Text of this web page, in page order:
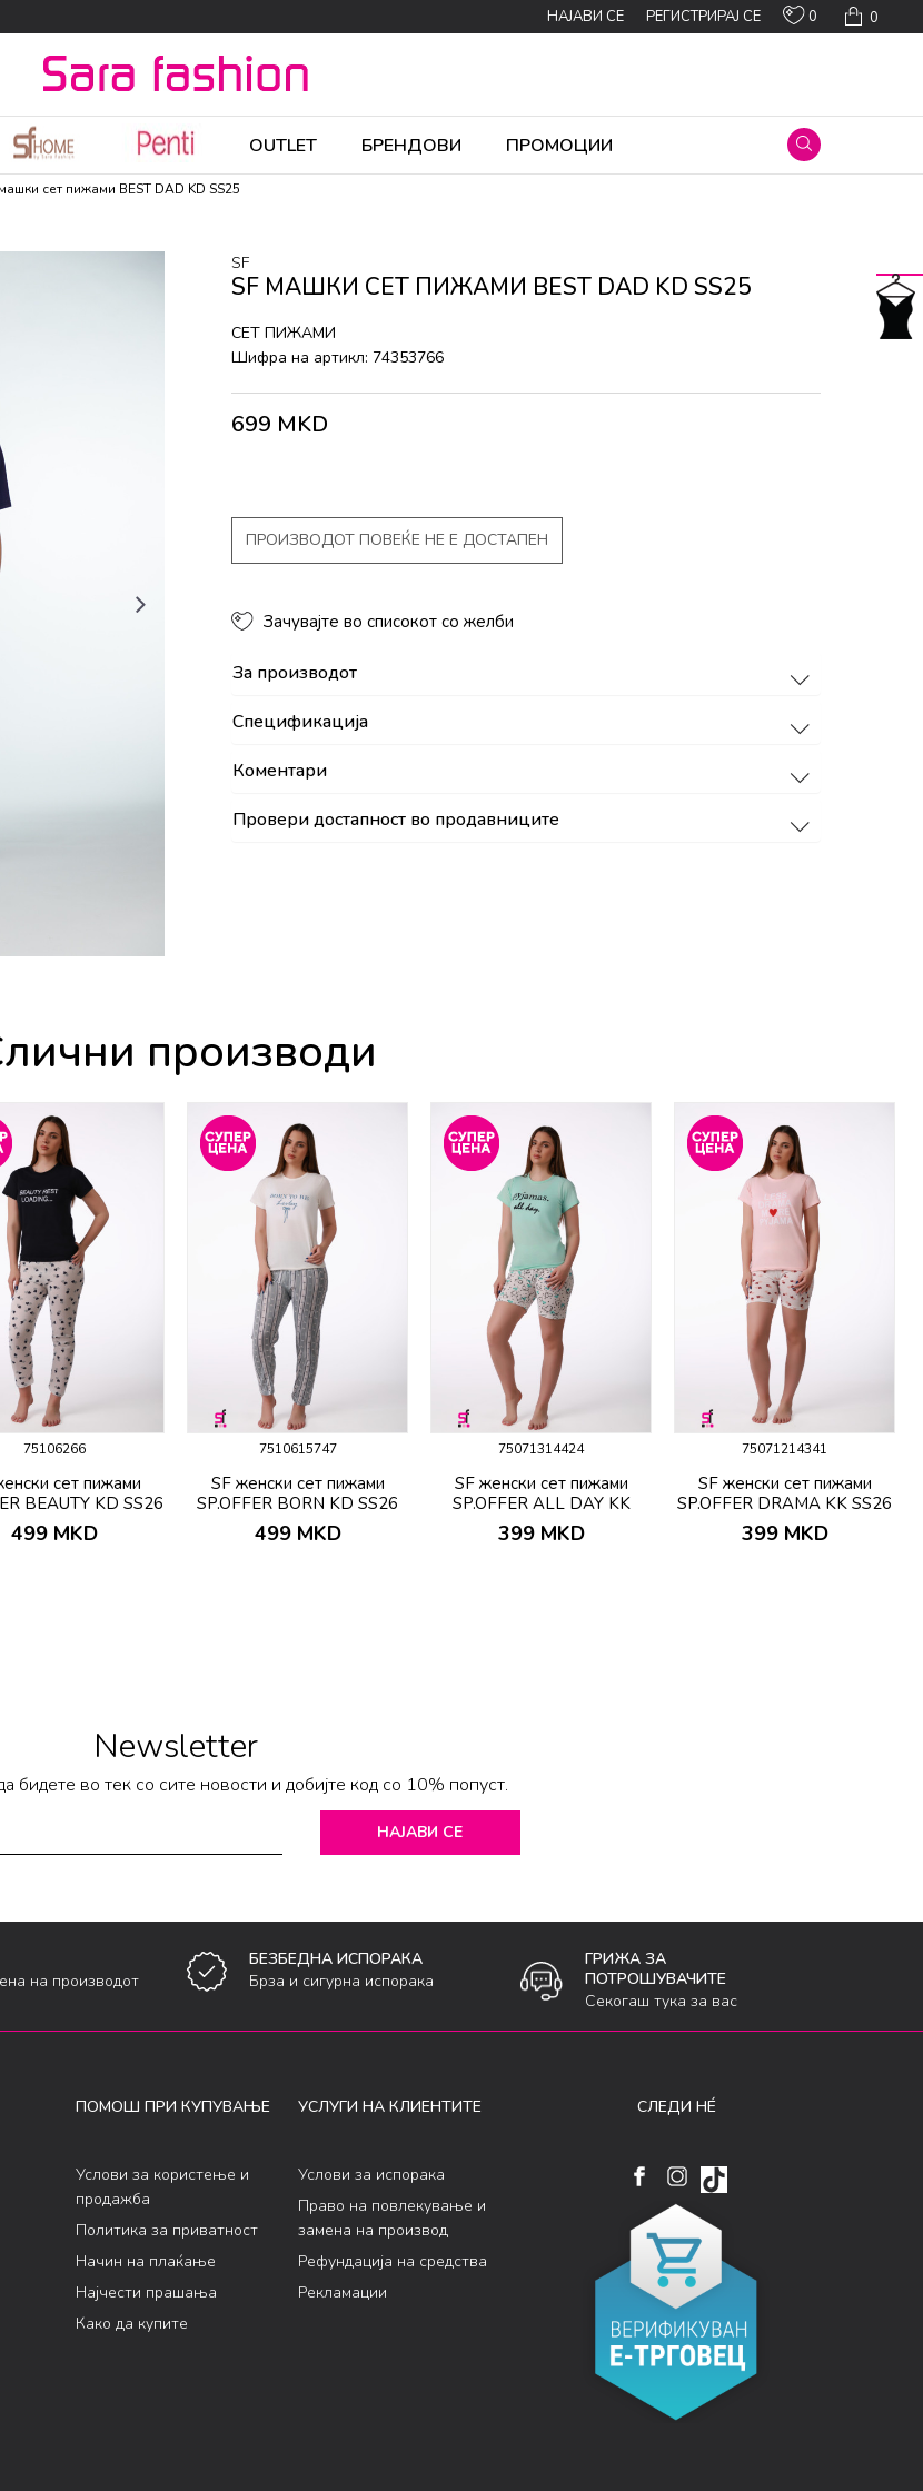
0
0
НАЈАВИ СЕ РЕГИСТРИРАЈ СЕ
OUTLET БРЕНДОВИ ПРОМОЦИИ
сет пижами BEST DAD KD SS25
SF
SF МАШКИ СЕТ ПИЖАМИ BEST DAD KD SS25
СЕТ ПИЖАМИ
Шифра на артикл: 74353766
699 MKD
ПРОИЗВОДОТ ПОВЕЌЕ НЕ Е ДОСТАПЕН
Зачувајте во списокот со желби
За производот
Спецификација
Коментари
Провери достапност во продавниците
производи
75106266
сет пижами
BEAUTY KD SS26
499 MKD
7510615747
SF женски сет пижами
SP.OFFER BORN KD SS26
499 MKD
75071314424
SF женски сет пижами
SP.OFFER ALL DAY KK
SS26
399 MKD
75071214341
SF женски сет пижами
SP.OFFER DRAMA KK SS26
399 MKD
Newsletter
бидете во тек со сите новости и добијте код со 10% попуст.
НАЈАВИ СЕ
на производот
БЕЗБЕДНА ИСПОРАКА
Брза и сигурна испорака
ГРИЖА ЗА
ПОТРОШУВАЧИТЕ
Секогаш тука за вас
ПОМОШ ПРИ КУПУВАЊЕ
Услови за користење и
продажба
Политика за приватност
Начин на плаќање
Најчести прашања
Како да купите
УСЛУГИ НА КЛИЕНТИТЕ
Услови за испорака
Право на повлекување и
замена на производ
Рефундација на средства
Рекламации
СЛЕДИ НÉ